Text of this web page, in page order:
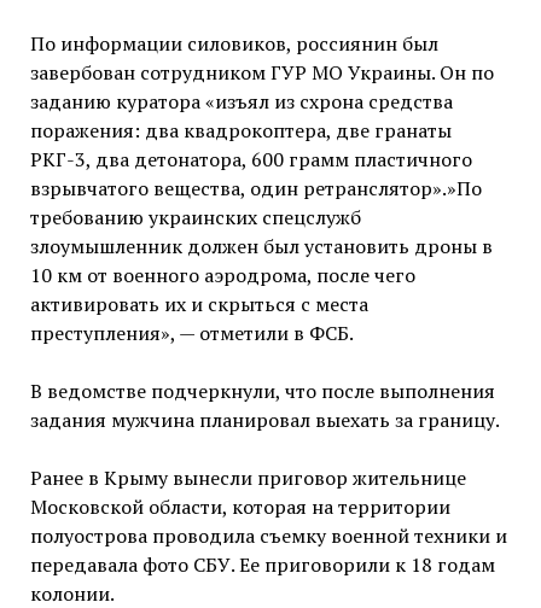
По информации силовиков, россиянин был
завербован сотрудником ГУР МО Украины. Он по
заданию куратора «изъял из схрона средства
поражения: два квадрокоптера, две гранаты
РКГ-3, два детонатора, 600 грамм пластичного
взрывчатого вещества, один ретранслятор».»По
требованию украинских спецслужб
злоумышленник должен был установить дроны в
10 км от военного аэродрома, после чего
активировать их и скрыться с места
преступления», — отметили в ФСБ.
В ведомстве подчеркнули, что после выполнения
задания мужчина планировал выехать за границу.
Ранее в Крыму вынесли приговор жительнице
Московской области, которая на территории
полуострова проводила съемку военной техники и
передавала фото СБУ. Ее приговорили к 18 годам
колонии.